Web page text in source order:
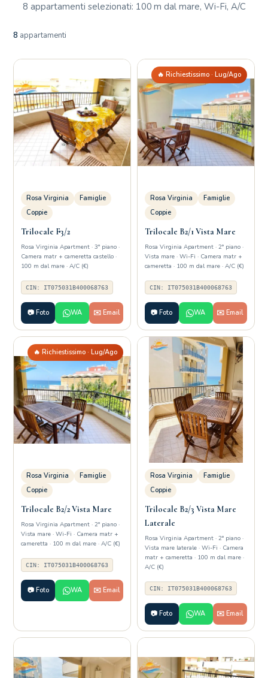
8 appartamenti selezionati: 100 m dal mare, Wi-Fi, A/C
8 appartamenti
Rosa Virginia
Famiglie
Coppie
Trilocale F3/2
Rosa Virginia Apartment · 3° piano ·
Camera matr + cameretta castello ·
100 m dal mare · A/C (€)
CIN: IT075031B400068763
📷 Foto WA ✉️ Email
🔥 Richiestissimo · Lug/Ago
Rosa Virginia
Famiglie
Coppie
Trilocale B2/1 Vista Mare
Rosa Virginia Apartment · 2° piano ·
Vista mare · Wi-Fi · Camera matr +
cameretta · 100 m dal mare · A/C (€)
CIN: IT075031B400068763
📷 Foto WA ✉️ Email
🔥 Richiestissimo · Lug/Ago
Rosa Virginia
Famiglie
Coppie
Trilocale B2/2 Vista Mare
Rosa Virginia Apartment · 2° piano ·
Vista mare · Wi-Fi · Camera matr +
cameretta · 100 m dal mare · A/C (€)
CIN: IT075031B400068763
📷 Foto WA ✉️ Email
Rosa Virginia
Famiglie
Coppie
Trilocale B2/3 Vista Mare
Laterale
Rosa Virginia Apartment · 2° piano ·
Vista mare laterale · Wi-Fi · Camera
matr + cameretta · 100 m dal mare ·
A/C (€)
CIN: IT075031B400068763
📷 Foto WA ✉️ Email